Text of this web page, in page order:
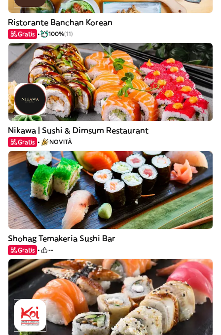
Ristorante Banchan Korean
Gratis 100%(11)
Nikawa | Sushi & Dimsum Restaurant
Gratis NOVITÀ
Shohag Temakeria Sushi Bar
Gratis --